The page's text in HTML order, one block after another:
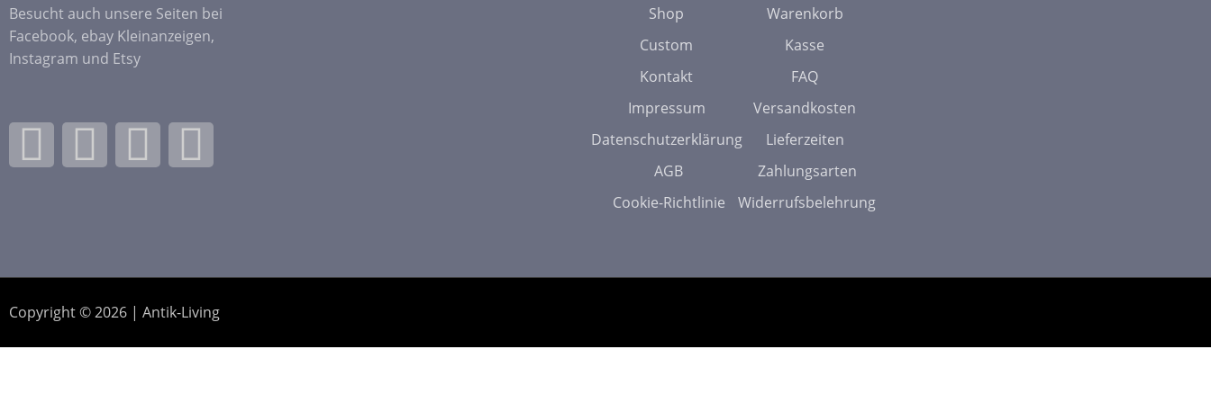
Besucht auch unsere Seiten bei
Facebook, ebay Kleinanzeigen,
Instagram und Etsy
F
e
b
I
t
a
E
y
E
y
Shop
Custom
Kontakt
Impressum
Datenschutzerklärung
AGB
Cookie-Richtlinie
Warenkorb
Kasse
FAQ
Versandkosten
Lieferzeiten
Zahlungsarten
Widerrufsbelehrung
Copyright © 2026 | Antik-Living